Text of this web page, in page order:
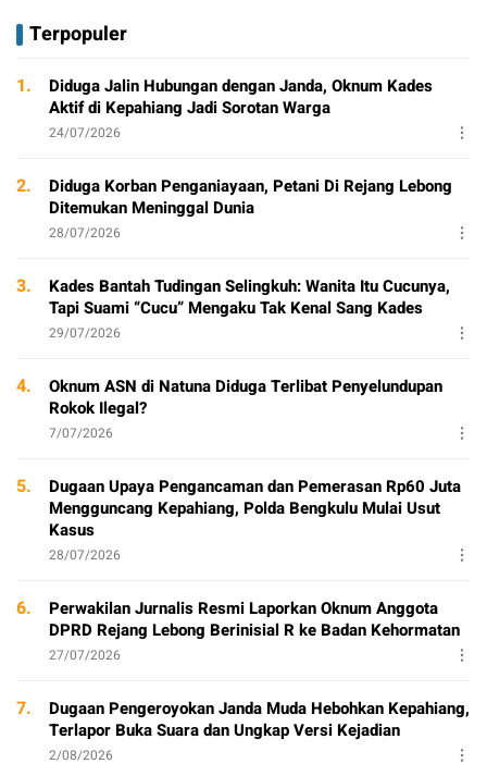
Terpopuler
1.
Diduga Jalin Hubungan dengan Janda, Oknum Kades
Aktif di Kepahiang Jadi Sorotan Warga
24/07/2026
2.
Diduga Korban Penganiayaan, Petani Di Rejang Lebong
Ditemukan Meninggal Dunia
28/07/2026
3.
Kades Bantah Tudingan Selingkuh: Wanita Itu Cucunya,
Tapi Suami “Cucu” Mengaku Tak Kenal Sang Kades
29/07/2026
4.
Oknum ASN di Natuna Diduga Terlibat Penyelundupan
Rokok Ilegal?
7/07/2026
5.
Dugaan Upaya Pengancaman dan Pemerasan Rp60 Juta
Mengguncang Kepahiang, Polda Bengkulu Mulai Usut
Kasus
28/07/2026
6.
Perwakilan Jurnalis Resmi Laporkan Oknum Anggota
DPRD Rejang Lebong Berinisial R ke Badan Kehormatan
27/07/2026
7.
Dugaan Pengeroyokan Janda Muda Hebohkan Kepahiang,
Terlapor Buka Suara dan Ungkap Versi Kejadian
2/08/2026